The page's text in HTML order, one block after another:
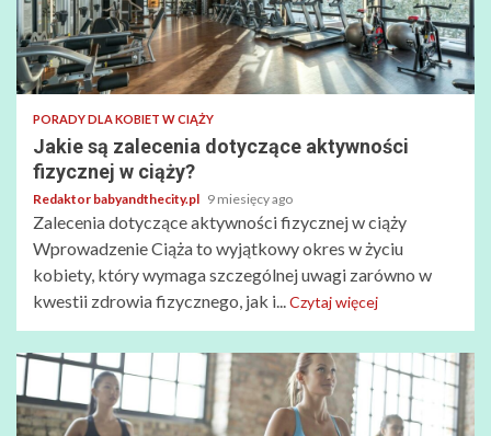
PORADY DLA KOBIET W CIĄŻY
Jakie są zalecenia dotyczące aktywności
fizycznej w ciąży?
Redaktor babyandthecity.pl 9 miesięcy ago
Zalecenia dotyczące aktywności fizycznej w ciąży
Wprowadzenie Ciąża to wyjątkowy okres w życiu
kobiety, który wymaga szczególnej uwagi zarówno w
kwestii zdrowia fizycznego, jak i...Czytaj więcej